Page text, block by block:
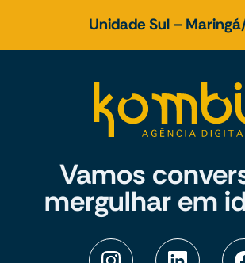
Unidade Sul –
Vamos
mergulhar em